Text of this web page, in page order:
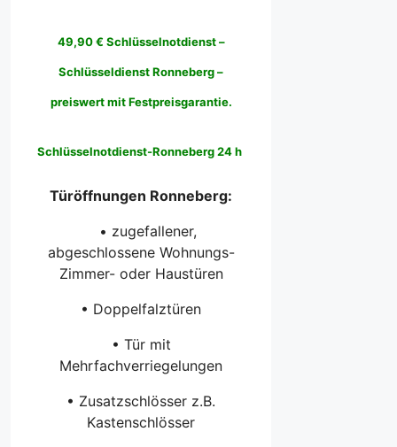
49,90 € Schlüsselnotdienst –
Schlüsseldienst Ronneberg –
preiswert mit Festpreisgarantie.
Schlüsselnotdienst-Ronneberg 24 h
Türöffnungen Ronneberg:
• zugefallener,
abgeschlossene Wohnungs-
Zimmer- oder Haustüren
• Doppelfalztüren
• Tür mit
Mehrfachverriegelungen
• Zusatzschlösser z.B.
Kastenschlösser